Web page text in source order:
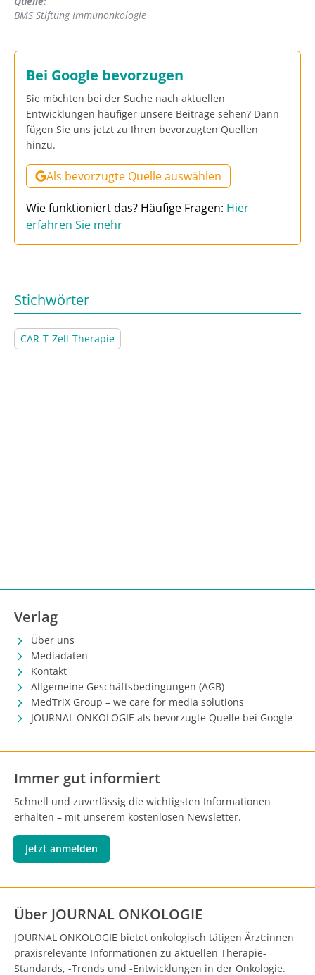
BMS Stiftung Immunonkologie
Bei Google bevorzugen
Sie möchten bei der Suche nach aktuellen
Entwicklungen häufiger unsere Beiträge sehen? Dann
fügen Sie uns jetzt zu Ihren bevorzugten Quellen
hinzu.
Als bevorzugte Quelle auswählen
Wie funktioniert das? Häufige Fragen: Hier
erfahren Sie mehr
Stichwörter
CAR-T-Zell-Therapie
Verlag
Über uns
Mediadaten
Kontakt
Allgemeine Geschäftsbedingungen (AGB)
MedTriX Group – we care for media solutions
JOURNAL ONKOLOGIE als bevorzugte Quelle bei Google
Immer gut informiert
Schnell und zuverlässig die wichtigsten Informationen
erhalten – mit unserem kostenlosen Newsletter.
Jetzt anmelden
Über JOURNAL ONKOLOGIE
JOURNAL ONKOLOGIE bietet onkologisch tätigen Ärzt:innen
praxisrelevante Informationen zu aktuellen Therapie-
Standards, -Trends und -Entwicklungen in der Onkologie.